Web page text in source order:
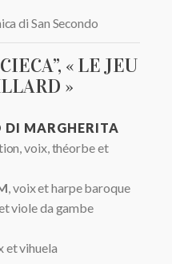
di San Secondo
« LE JEU
»
DI MARGHERITA
voix, théorbe et
, voix et harpe baroque
viole da gambe
et vihuela